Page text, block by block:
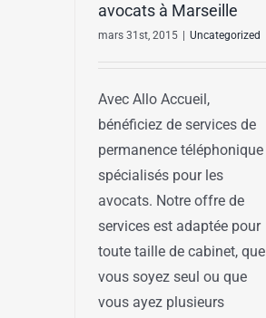
avocats à Marseille
mars 31st, 2015 Uncategorized
Avec Allo Accueil,
bénéficiez de services de
permanence téléphonique
spécialisés pour les
avocats. Notre offre de
services est adaptée pour
toute taille de cabinet, que
vous soyez seul ou que
vous ayez plusieurs